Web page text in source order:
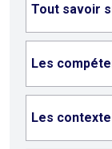
Tout savoir
Les
Les